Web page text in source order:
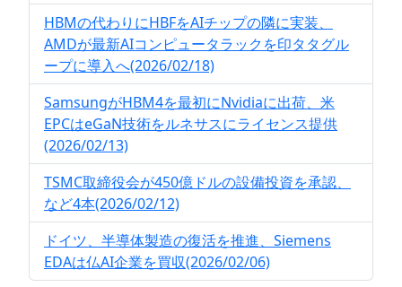
HBMの代わりにHBFをAIチップの隣に実装、
AMDが最新AIコンピュータラックを印タタグル
ープに導入へ(2026/02/18)
SamsungがHBM4を最初にNvidiaに出荷、米
EPCはeGaN技術をルネサスにライセンス提供
(2026/02/13)
TSMC取締役会が450億ドルの設備投資を承認、
など4本(2026/02/12)
ドイツ、半導体製造の復活を推進、Siemens
EDAは仏AI企業を買収(2026/02/06)